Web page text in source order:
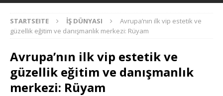
STARTSEITE İŞ DÜNYASI
Avrupa’nın ilk vip estetik ve
güzellik eğitim ve danışmanlık merkezi: Rüyam
Avrupa’nın ilk vip estetik ve
güzellik eğitim ve danışmanlık
merkezi: Rüyam